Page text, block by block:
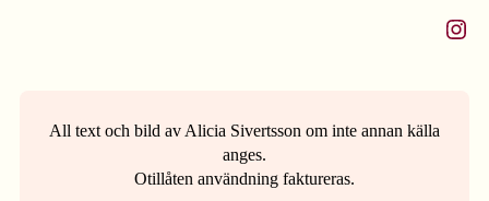
Instagram
All text och bild av Alicia Sivertsson om inte annan källa
anges.
Otillåten användning faktureras.